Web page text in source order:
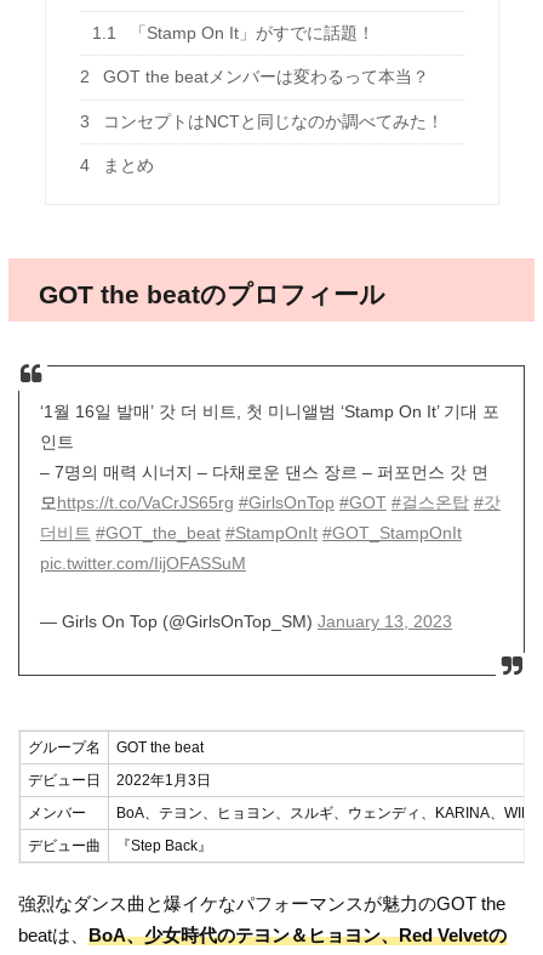
1.1 「Stamp On It」がすでに話題！
2 GOT the beatメンバーは変わるって本当？
3 コンセプトはNCTと同じなのか調べてみた！
4 まとめ
GOT the beatのプロフィール
‘1월 16일 발매’ 갓 더 비트, 첫 미니앨범 ‘Stamp On It’ 기대 포
인트
– 7명의 매력 시너지 – 다채로운 댄스 장르 – 퍼포먼스 갓 면
모https://t.co/VaCrJS65rg #GirlsOnTop #GOT #걸스온탑 #갓
더비트 #GOT_the_beat #StampOnIt #GOT_StampOnIt
pic.twitter.com/IijOFASSuM
— Girls On Top (@GirlsOnTop_SM) January 13, 2023
グループ名
GOT the beat
デビュー日
2022年1月3日
メンバー
BoA、テヨン、ヒョヨン、スルギ、ウェンディ、KARINA、
デビュー曲
『Step Back』
強烈なダンス曲と爆イケなパフォーマンスが魅力のGOT the
beatは、BoA、少女時代のテヨン＆ヒョヨン、Red Velvetの